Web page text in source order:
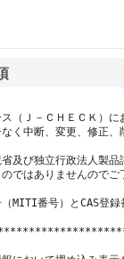
（Ｊ－ＣＨＥＣＫ）
く中断、変更、修正
及び独立行政法人製
ではありませんのでご
MITI番号）とCAS登